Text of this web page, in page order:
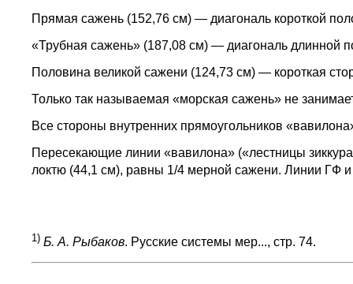
Прямая сажень (152,76 см) — диагональ короткой
«Трубная сажень» (187,08 см) — диагональ длинной
Половина великой сажени (124,73 см) — короткая
Только так называемая «морская сажень» не
Все стороны внутренних прямоугольников
Пересекающие линии «вавилона» («лестницы
локтю (44,1 см), равны 1/4 мерной сажени. Линии ГФ
1) Б. А. Рыбаков. Русские системы мер..., стр. 74.